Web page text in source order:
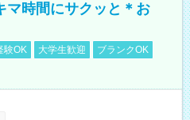
マ時間にサクッと＊お
験OK 大学生歓迎
ブランクOK